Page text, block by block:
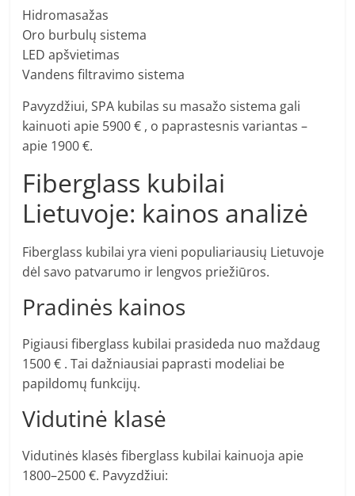
Hidromasažas
Oro burbulų sistema
LED apšvietimas
Vandens filtravimo sistema
Pavyzdžiui, SPA kubilas su masažo sistema gali
kainuoti apie 5900 € , o paprastesnis variantas –
apie 1900 €.
Fiberglass kubilai
Lietuvoje: kainos analizė
Fiberglass kubilai yra vieni populiariausių Lietuvoje
dėl savo patvarumo ir lengvos priežiūros.
Pradinės kainos
Pigiausi fiberglass kubilai prasideda nuo maždaug
1500 € . Tai dažniausiai paprasti modeliai be
papildomų funkcijų.
Vidutinė klasė
Vidutinės klasės fiberglass kubilai kainuoja apie
1800–2500 €. Pavyzdžiui: